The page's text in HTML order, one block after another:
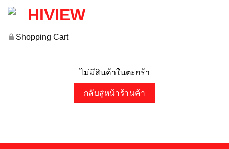
Shopping Cart
ไม่มีสินค้าในตะกร้า
กลับสู่หน้าร้านค้า